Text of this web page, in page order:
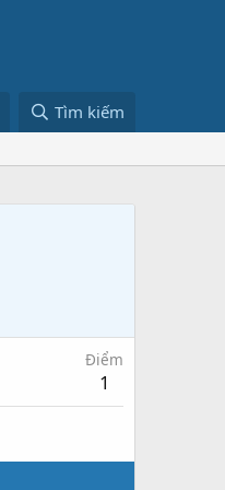
Tìm kiếm
Điểm
1